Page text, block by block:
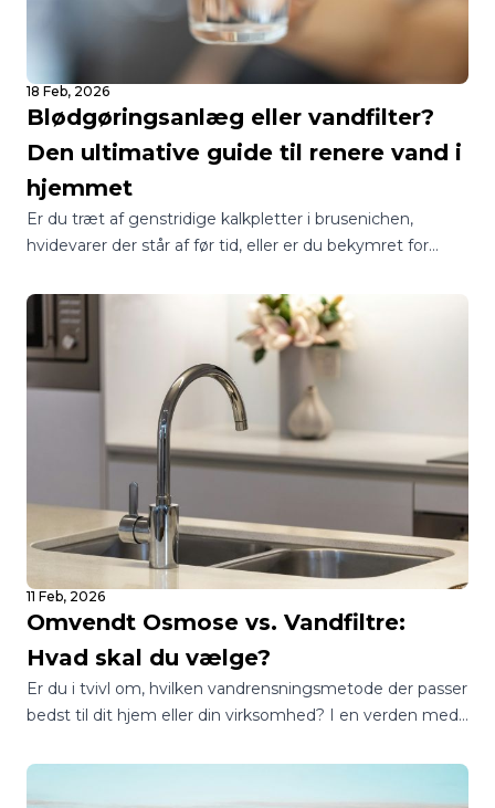
18 Feb, 2026
Blødgøringsanlæg eller vandfilter?
Den ultimative guide til renere vand i
hjemmet
Er du træt af genstridige kalkpletter i brusenichen,
hvidevarer der står af før tid, eller er du bekymret for
boligejere over for det samme spørgsmål: Skal jeg vælge
et blødgøringsanlæg eller et vandfilter?
11 Feb, 2026
Omvendt Osmose vs. Vandfiltre:
Hvad skal du vælge?
Er du i tvivl om, hvilken vandrensningsmetode der passer
bedst til dit hjem eller din virksomhed? I en verden med
rundt i, hvordan man sikrer sig adgang til rent og sikkert